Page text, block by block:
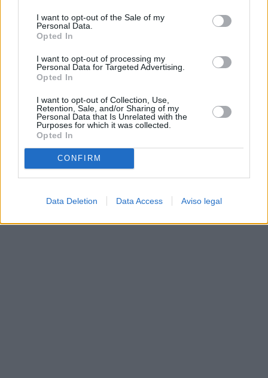
cualquier momento entrando de nuevo en este sitio web o
visitando nuestra política de privacidad.
I want to opt-out of the Sale of my
Personal Data.
Opted In
I want to opt-out of processing my
Personal Data for Targeted Advertising.
Opted In
I want to opt-out of Collection, Use,
Retention, Sale, and/or Sharing of my
Personal Data that Is Unrelated with the
Purposes for which it was collected.
Opted In
CONFIRM
Data Deletion Data Access Aviso legal